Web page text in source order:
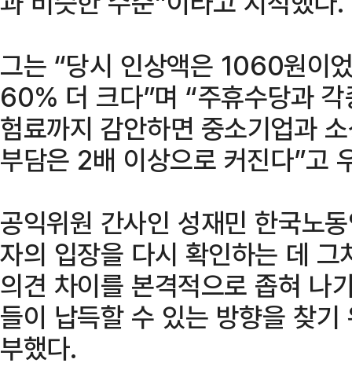
그는 “당시 인상액은 1060원이
60% 더 크다”며 “주휴수당과
험료까지 감안하면 중소기업과
부담은 2배 이상으로 커진다”고
공익위원 간사인 성재민 한국노
자의 입장을 다시 확인하는 데
의견 차이를 본격적으로 좁혀 나
들이 납득할 수 있는 방향을 찾
부했다.